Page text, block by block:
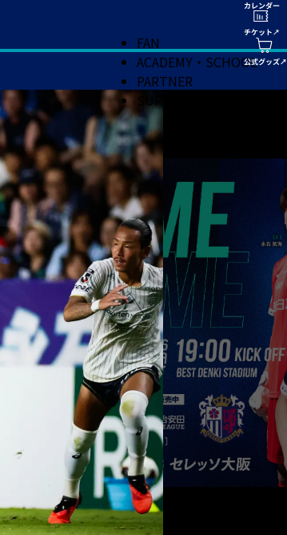
FAN
ACADEMY・SCHOOL
PARTNER
0 0
4
1 0 0
3
0 0
1
0 0
0 0